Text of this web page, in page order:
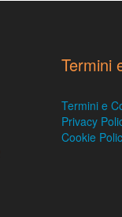
Termini
Termini e
Privacy
Cookie